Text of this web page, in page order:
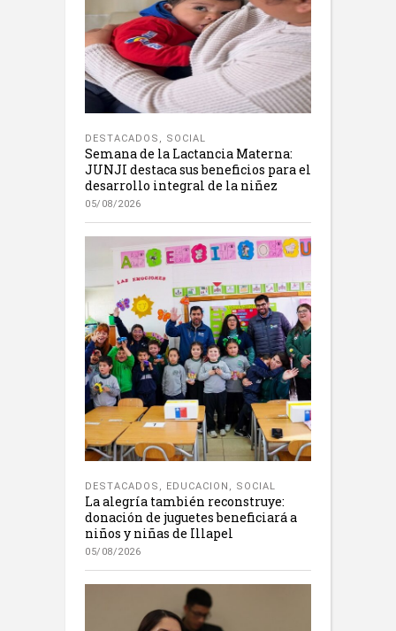
DESTACADOS SOCIAL
Semana de la Lactancia Materna:
JUNJI destaca sus beneficios para el
desarrollo integral de la niñez
05/08/2026
DESTACADOS , EDUCACION , SOCIAL
La alegría también reconstruye:
donación de juguetes beneficiará a
niños y niñas de Illapel
05/08/2026